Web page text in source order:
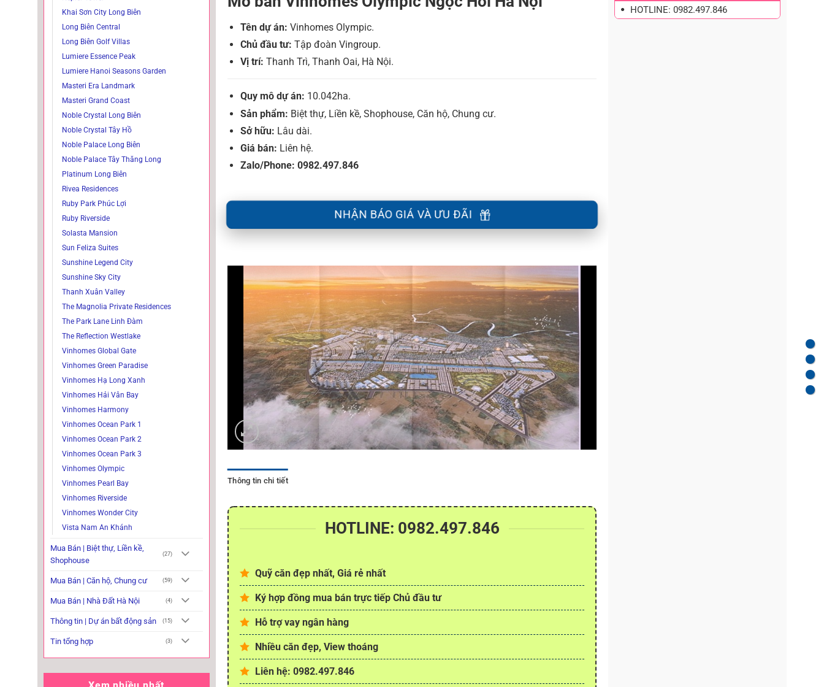
Khai Sơn City Long Biên
Long Biên Central
Long Biên Golf Villas
Lumiere Essence Peak
Lumiere Hanoi Seasons Garden
Masteri Era Landmark
Masteri Grand Coast
Noble Crystal Long Biên
Noble Crystal Tây Hồ
Noble Palace Long Biên
Noble Palace Tây Thăng Long
Platinum Long Biên
Rivea Residences
Ruby Park Phúc Lợi
Ruby Riverside
Solasta Mansion
Sun Feliza Suites
Sunshine Legend City
Sunshine Sky City
Thanh Xuân Valley
The Magnolia Private Residences
The Park Lane Linh Đàm
The Reflection Westlake
Vinhomes Global Gate
Vinhomes Green Paradise
Vinhomes Hạ Long Xanh
Vinhomes Hải Vân Bay
Vinhomes Harmony
Vinhomes Ocean Park 1
Vinhomes Ocean Park 2
Vinhomes Ocean Park 3
Vinhomes Olympic
Vinhomes Pearl Bay
Vinhomes Riverside
Vinhomes Wonder City
Vista Nam An Khánh
Mua Bán | Biệt thự, Liền kề,
Shophouse
(27)
Mua Bán | Căn hộ, Chung cư (59)
Mua Bán | Nhà Đất Hà Nội (4)
Thông tin | Dự án bất động sản (15)
Tin tổng hợp (3)
Tên dự án: Vinhomes Olympic.
Chủ đầu tư: Tập đoàn Vingroup.
Vị trí: Thanh Trì, Thanh Oai, Hà Nội.
Quy mô dự án: 10.042ha.
Sản phẩm: Biệt thự, Liền kề, Shophouse, Căn hộ, Chung cư.
Sở hữu: Lâu dài.
Giá bán: Liên hệ.
Zalo/Phone: 0982.497.846
NHẬN BÁO GIÁ VÀ ƯU ĐÃI
Thông tin chi tiết
HOTLINE: 0982.497.846
Quỹ căn đẹp nhất, Giá rẻ nhất
Ký hợp đồng mua bán trực tiếp Chủ đầu tư
Hỗ trợ vay ngân hàng
Nhiều căn đẹp, View thoáng
Liên hệ: 0982.497.846
HOTLINE: 0982.497.846